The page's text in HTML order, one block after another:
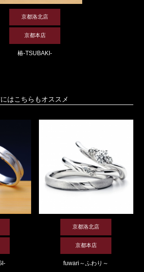
京都洛北店
京都本店
椿-TSUBAKI-
はこちらもオススメ
京都洛北店
京都本店
fuwari～ふわり～